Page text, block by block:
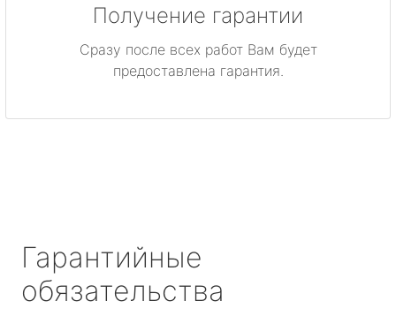
Получение гарантии
Сразу после всех работ Вам будет
предоставлена гарантия.
Гарантийные
обязательства